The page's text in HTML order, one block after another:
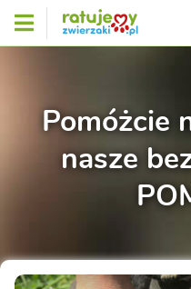
Pomóżcie
nasze